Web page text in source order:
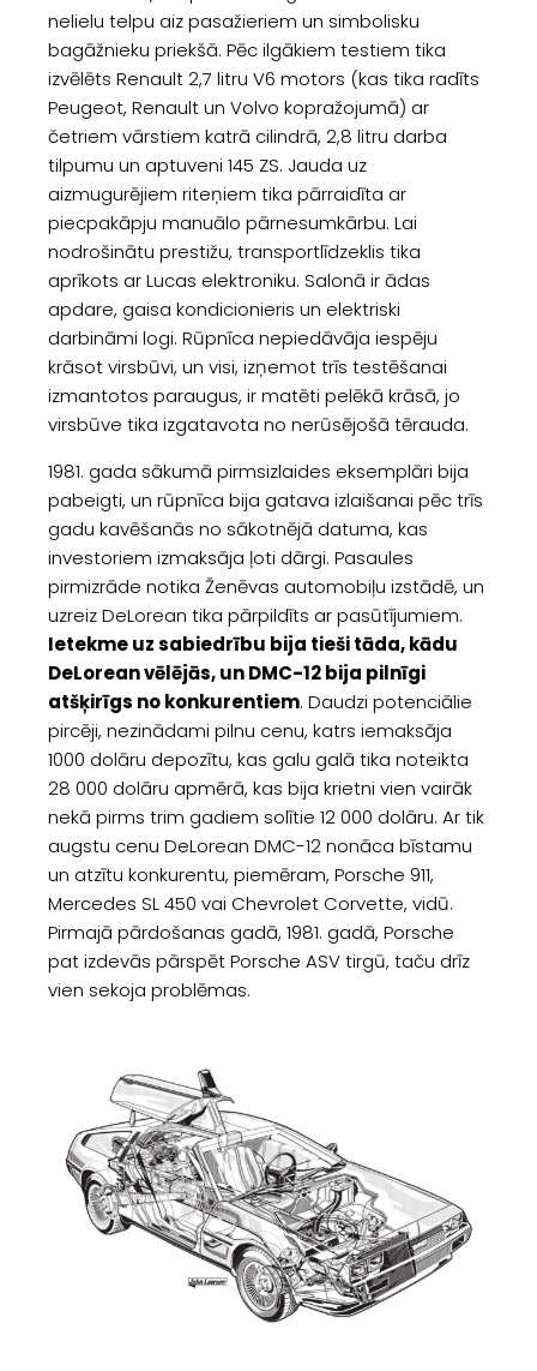
nelielu telpu aiz pasažieriem un simbolisku
bagāžnieku priekšā. Pēc ilgākiem testiem tika
izvēlēts Renault 2,7 litru V6 motors (kas tika radīts
Peugeot, Renault un Volvo kopražojumā) ar
četriem vārstiem katrā cilindrā, 2,8 litru darba
tilpumu un aptuveni 145 ZS. Jauda uz
aizmugurējiem riteņiem tika pārraidīta ar
piecpakāpju manuālo pārnesumkārbu. Lai
nodrošinātu prestižu, transportlīdzeklis tika
aprīkots ar Lucas elektroniku. Salonā ir ādas
apdare, gaisa kondicionieris un elektriski
darbināmi logi. Rūpnīca nepiedāvāja iespēju
krāsot virsbūvi, un visi, izņemot trīs testēšanai
izmantotos paraugus, ir matēti pelēkā krāsā, jo
virsbūve tika izgatavota no nerūsējošā tērauda.
1981. gada sākumā pirmsizlaides eksemplāri bija
pabeigti, un rūpnīca bija gatava izlaišanai pēc trīs
gadu kavēšanās no sākotnējā datuma, kas
investoriem izmaksāja ļoti dārgi. Pasaules
pirmizrāde notika Ženēvas automobiļu izstādē, un
uzreiz DeLorean tika pārpildīts ar pasūtījumiem.
Ietekme uz sabiedrību bija tieši tāda, kādu
DeLorean vēlējās, un DMC-12 bija pilnīgi
atšķirīgs no konkurentiem. Daudzi potenciālie
pircēji, nezinādami pilnu cenu, katrs iemaksāja
1000 dolāru depozītu, kas galu galā tika noteikta
28 000 dolāru apmērā, kas bija krietni vien vairāk
nekā pirms trim gadiem solītie 12 000 dolāru. Ar tik
augstu cenu DeLorean DMC-12 nonāca bīstamu
un atzītu konkurentu, piemēram, Porsche 911,
Mercedes SL 450 vai Chevrolet Corvette, vidū.
Pirmajā pārdošanas gadā, 1981. gadā, Porsche
pat izdevās pārspēt Porsche ASV tirgū, taču drīz
vien sekoja problēmas.